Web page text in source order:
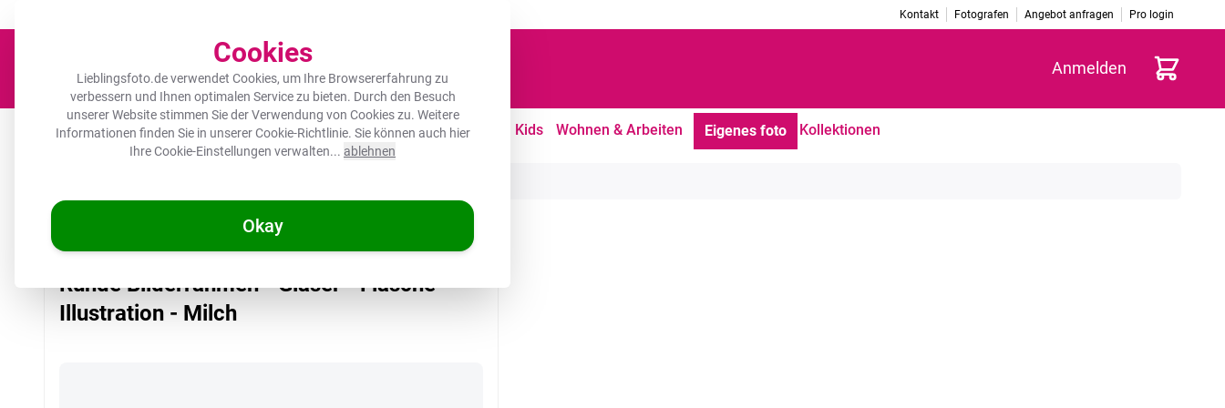
Cookies
Lieblingsfoto.de verwendet Cookies, um Ihre Browsererfahrung zu
verbessern und Ihnen optimalen Service zu bieten. Durch den Besuch
unserer Website stimmen Sie der Verwendung von Cookies zu. Weitere
Informationen finden Sie in unsererCookie-Richtlinie. Sie können auch hier
Ihre Cookie-Einstellungen verwalten... ablehnen
Okay
Kontakt Fotografen Angebot anfragen Pro login
Anmelden Warenkorb
Leinwand Herdabdeckplatte Wanddeko Küche Outdoor Freizeit Kids Wohnen & Arbeiten Eigenes foto Kollektionen
Runde Bilderrahmen - Gläser - Flasche - Illustration - Milch
Runde Bilderrahmen - Gläser - Flasche -
Illustration - Milch